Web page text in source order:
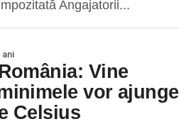
Angajatorii...
ani
Vine
vor ajunge
Celsius